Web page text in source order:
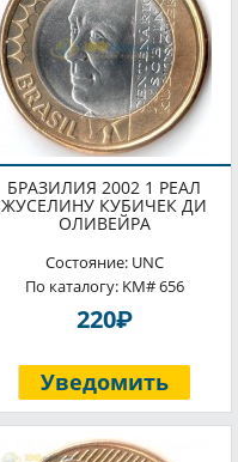
БРАЗИЛИЯ 2002 1 РЕАЛ
ЖУСЕЛИНУ КУБИЧЕК ДИ
ОЛИВЕЙРА
Состояние: UNC
По каталогу: KM# 656
220P
Уведомить